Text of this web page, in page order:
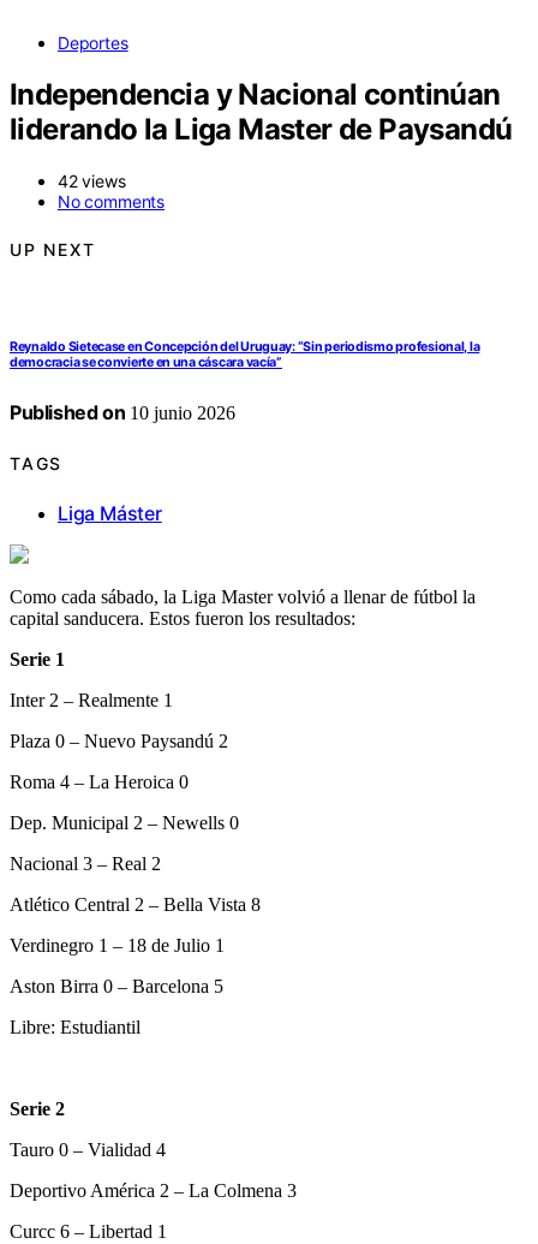
Deportes
Independencia y Nacional continúan
liderando la Liga Master de Paysandú
42 views
No comments
UP NEXT
Reynaldo Sietecase en Concepción del Uruguay: “Sin periodismo profesional, la
democracia se convierte en una cáscara vacía”
Published on 10 junio 2026
TAGS
Liga Máster
Como cada sábado, la Liga Master volvió a llenar de fútbol la
capital sanducera. Estos fueron los resultados:
Serie 1
Inter 2 – Realmente 1
Plaza 0 – Nuevo Paysandú 2
Roma 4 – La Heroica 0
Dep. Municipal 2 – Newells 0
Nacional 3 – Real 2
Atlético Central 2 – Bella Vista 8
Verdinegro 1 – 18 de Julio 1
Aston Birra 0 – Barcelona 5
Libre: Estudiantil
Serie 2
Tauro 0 – Vialidad 4
Deportivo América 2 – La Colmena 3
Curcc 6 – Libertad 1